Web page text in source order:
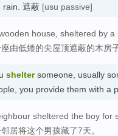
rain. 遮蔽 [usu passive]
wooden house, sheltered by a
座由低矮的尖屋顶遮蔽的木房子
sheltersomeone, usually
you provide them with a
sheltered the boy for
居将这个男孩藏了7天。